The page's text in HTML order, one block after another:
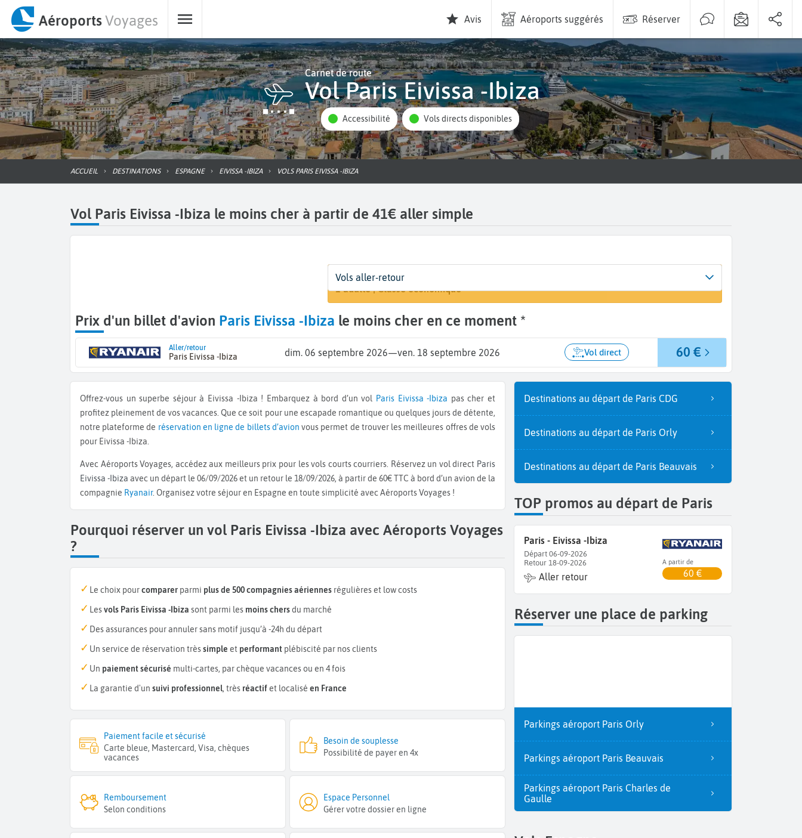
AéroportsVoyages Avis Aéroports suggérés Réserver
Carnet de route
Vol Paris Eivissa -Ibiza
Accessibilité Vols directs disponibles
ACCUEIL DESTINATIONS ESPAGNE EIVISSA -IBIZA VOLS PARIS EIVISSA -IBIZA
Vol Paris Eivissa -Ibiza le moins cher à partir de 41€ aller simple
Départ
Paris (PAR) Eivissa (IBZ)
Dates
6 sept. - 18 sept.
Voyageurs | Classe
1 adulte | Classe économique
Vols aller-retour
Prix d'un billet d'avion Paris Eivissa -Ibiza le moins cher en ce moment *
Aller/retour
Paris Eivissa -Ibiza dim. 06 septembre 2026—ven. 18 septembre 2026 Vol direct 60 €
Offrez-vous un superbe séjour à Eivissa -Ibiza ! Embarquez à bord d’un vol Paris Eivissa -Ibiza pas cher et
profitez pleinement de vos vacances. Que ce soit pour une escapade romantique ou quelques jours de détente,
notre plateforme de réservation en ligne de billets d’avion vous permet de trouver les meilleures offres de vols
pour Eivissa -Ibiza.
Avec Aéroports Voyages, accédez aux meilleurs prix pour les vols courts courriers. Réservez un vol direct Paris
Eivissa -Ibiza avec un départ le 06/09/2026 et un retour le 18/09/2026, à partir de 60€ TTC à bord d’un avion de la
compagnie Ryanair. Organisez votre séjour en Espagne en toute simplicité avec Aéroports Voyages !
Pourquoi réserver un vol Paris Eivissa -Ibiza avec Aéroports Voyages
?
Le choix pourcomparer parmi plus de 500 compagnies aériennes régulières et low costs
Lesvols Paris Eivissa -Ibiza sont parmi les moins chersdu marché
Des assurances pour annuler sans motif jusqu’à -24h du départ
Un service de réservation trèssimple et performant plébiscité par nos clients
Un paiement sécurisé multi-cartes, par chèque vacances ou en 4 fois
La garantie d'un suivi professionnel, très réactifet localisé en France
Paiement facile et sécurisé
Carte bleue, Mastercard, Visa, chèques
vacances
Besoin de souplesse
Possibilité de payer en 4x
Remboursement
Selon conditions
Espace Personnel
Gérer votre dossier en ligne
Destinations au départ de Paris CDG
Destinations au départ de Paris Orly
Destinations au départ de Paris Beauvais
TOP promos au départ de Paris
Paris - Eivissa -Ibiza
Départ 06-09-2026
Retour 18-09-2026
Aller retour
A partir de
60 €
Réserver une place de parking
Parkings aéroport Paris Orly
Parkings aéroport Paris Beauvais
Parkings aéroport Paris Charles de
Gaulle